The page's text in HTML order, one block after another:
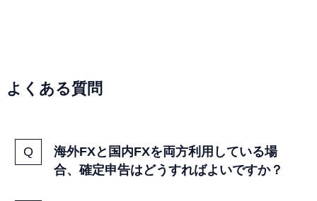
よくある質問
海外FXと国内FXを両方利用している場
合、確定申告はどうすればよいですか？